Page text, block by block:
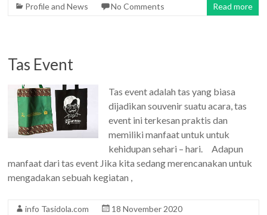
Profile and News
No Comments Read more
Tas Event
Tas event adalah tas yang biasa
dijadikan souvenir suatu acara, tas
event ini terkesan praktis dan
memiliki manfaat untuk untuk
kehidupan sehari – hari. Adapun
manfaat dari tas event Jika kita sedang merencanakan untuk
mengadakan sebuah kegiatan ,
info Tasidola.com
18 November 2020